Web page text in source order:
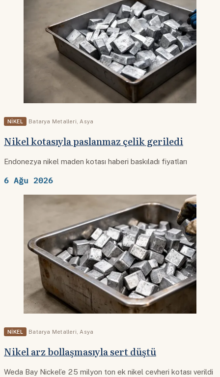
NIKEL Batarya Metalleri Asya
Nikel kotasıyla paslanmaz çelik geriledi
Endonezya nikel maden kotası haberi baskıladı fiyatları
6 Ağu 2026
NIKEL Batarya Metalleri Asya
Nikel arz bollaşmasıyla sert düştü
Weda Bay Nickel’e 25 milyon ton ek nikel cevheri kotası verildi